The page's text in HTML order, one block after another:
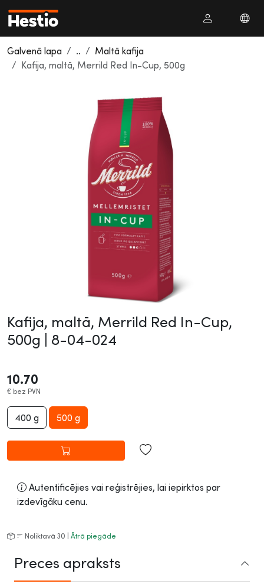
Galvenā lapa ..
Maltā kafija
Kafija, maltā, Merrild Red In-Cup, 500g
Kafija, maltā, Merrild Red In-Cup,
500g | 8-04-024
10.70
€ bez PVN
400 g 500 g
Autentificējies vai reģistrējies, lai iepirktos par
izdevīgāku cenu.
Noliktavā 30 | Ātrā piegāde
Preces apraksts